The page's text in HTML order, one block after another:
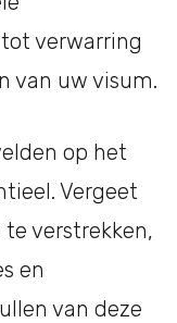
verwarring
van uw visum.
op het
Vergeet
verstrekken,
en
van deze